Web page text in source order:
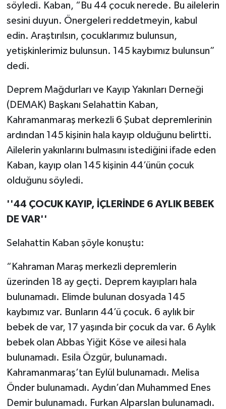
söyledi. Kaban, “Bu 44 çocuk nerede. Bu ailelerin
sesini duyun. Önergeleri reddetmeyin, kabul
edin. Araştırılsın, çocuklarımız bulunsun,
yetişkinlerimiz bulunsun. 145 kaybımız bulunsun”
dedi.
Deprem Mağdurları ve Kayıp Yakınları Derneği
(DEMAK) Başkanı Selahattin Kaban,
Kahramanmaraş merkezli 6 Şubat depremlerinin
ardından 145 kişinin hala kayıp olduğunu belirtti.
Ailelerin yakınlarını bulmasını istediğini ifade eden
Kaban, kayıp olan 145 kişinin 44’ünün çocuk
olduğunu söyledi.
''44 ÇOCUK KAYIP, İÇLERİNDE 6 AYLIK BEBEK
DE VAR''
Selahattin Kaban şöyle konuştu:
“Kahraman Maraş merkezli depremlerin
üzerinden 18 ay geçti. Deprem kayıpları hala
bulunamadı. Elimde bulunan dosyada 145
kaybımız var. Bunların 44’ü çocuk. 6 aylık bir
bebek de var, 17 yaşında bir çocuk da var. 6 Aylık
bebek olan Abbas Yiğit Köse ve ailesi hala
bulunamadı. Esila Özgür, bulunamadı.
Kahramanmaraş’tan Eylül bulunamadı. Melisa
Önder bulunamadı. Aydın’dan Muhammed Enes
Demir bulunamadı. Furkan Alparslan bulunamadı.